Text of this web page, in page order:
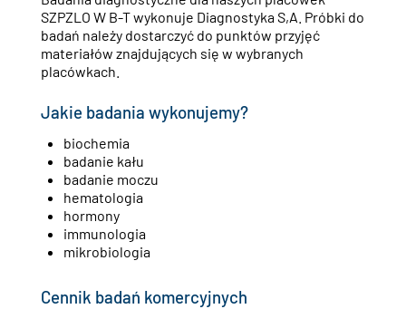
SZPZLO W B-T wykonuje Diagnostyka S,A. Próbki do
badań należy dostarczyć do punktów przyjęć
materiałów znajdujących się w wybranych
placówkach.
Jakie badania wykonujemy?
biochemia
badanie kału
badanie moczu
hematologia
hormony
immunologia
mikrobiologia
Cennik badań komercyjnych